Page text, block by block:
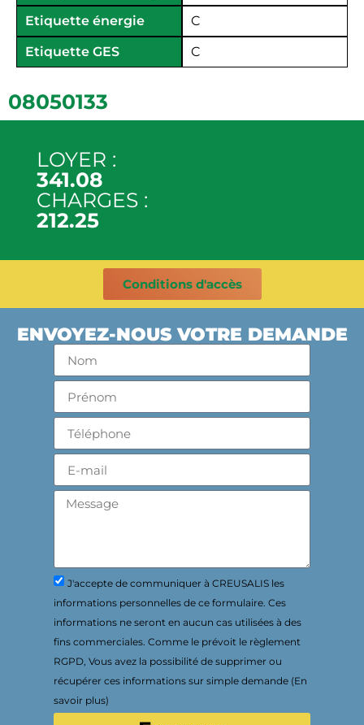
Etiquette énergie
C
Etiquette GES
C
08050133
LOYER :
341.08
CHARGES :
212.25
Conditions d'accès
ENVOYEZ-NOUS VOTRE DEMANDE
J'accepte de communiquer à CREUSALIS les
informations personnelles de ce formulaire. Ces
informations ne seront en aucun cas utilisées à des
fins commerciales. Comme le prévoit le règlement
RGPD, Vous avez la possibilité de supprimer ou
récupérer ces informations sur simple demande (En
savoir plus)